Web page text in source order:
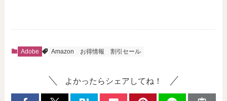
Adobe Amazon お得情報 割引セール
よかったらシェアしてね！